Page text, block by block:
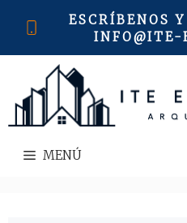
ESCRÍBENOS
INFO@ITE-
MENÚ